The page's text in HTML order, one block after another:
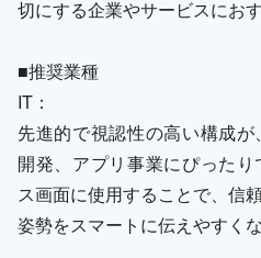
切にする企業やサービスにお
■推奨業種
IT：
先進的で視認性の高い構成
開発、アプリ事業にぴった
ス画面に使用することで、信
姿勢をスマートに伝えやすくな